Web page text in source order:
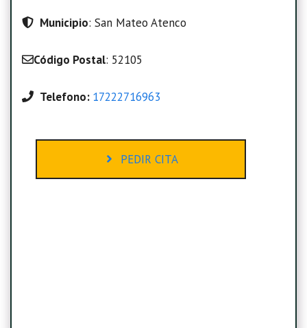
Municipio: San Mateo Atenco
Código Postal: 52105
Telefono: 17222716963
PEDIR CITA